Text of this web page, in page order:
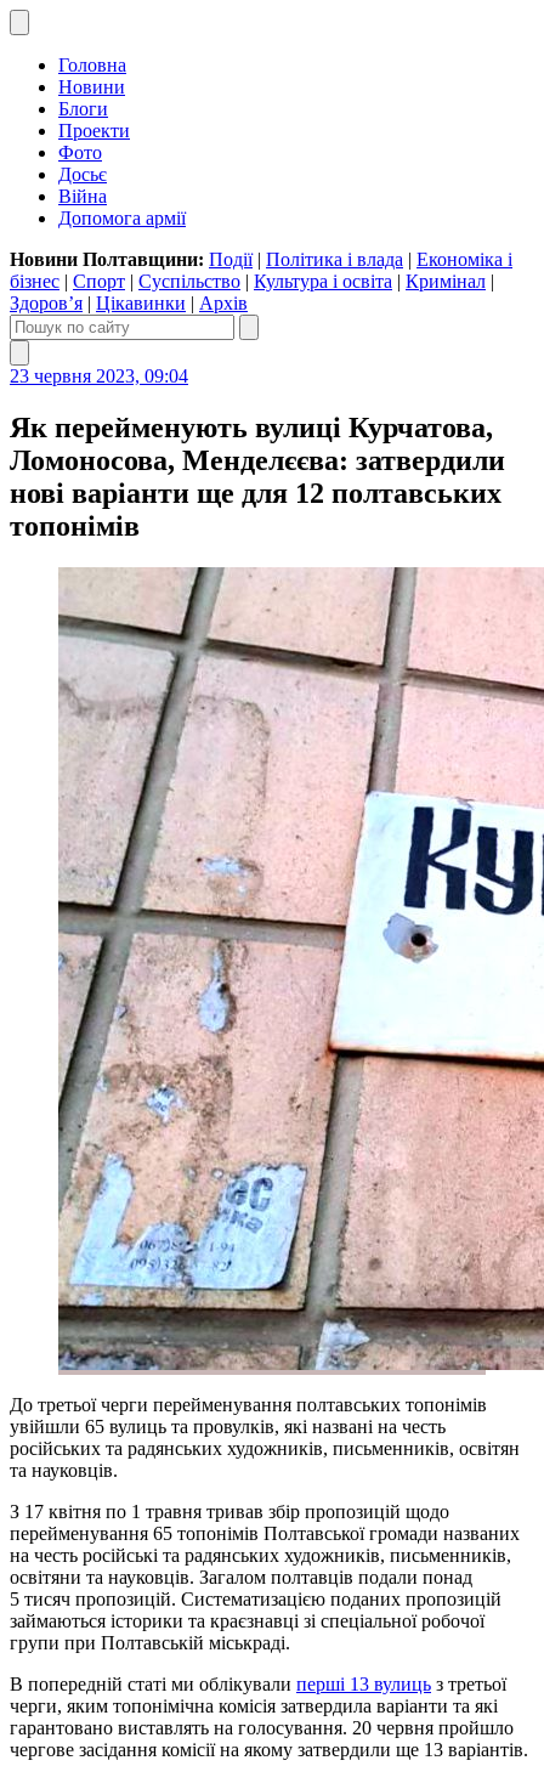
Головна
Новини
Блоги
Проекти
Фото
Досьє
Війна
Допомога армії
Новини Полтавщини: Події| Політика і влада | Економіка і
бізнес | Спорт | Суспільство | Культура і освіта | Кримінал |
Здоров’я | Цікавинки | Архів
23 червня 2023, 09:04
Як перейменують вулиці Курчатова,
Ломоносова, Менделєєва: затвердили
нові варіанти ще для 12 полтавських
топонімів
До третьої черги перейменування полтавських топонімів
увійшли 65 вулиць та провулків, які названі на честь
російських та радянських художників, письменників, освітян
та науковців.
З 17 квітня по 1 травня тривав збір пропозицій щодо
перейменування 65 топонімів Полтавської громади названих
на честь російські та радянських художників, письменників,
освітяни та науковців. Загалом полтавців подали понад
5 тисяч пропозицій. Систематизацією поданих пропозицій
займаються історики та краєзнавці зі спеціальної робочої
групи при Полтавській міськраді.
В попередній статі ми облікували перші 13 вулиць з третьої
черги, яким топонімічна комісія затвердила варіанти та які
гарантовано виставлять на голосування. 20 червня пройшло
чергове засідання комісії на якому затвердили ще 13 варіантів.